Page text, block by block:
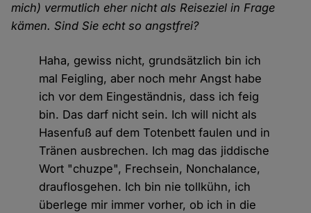
mich) vermutlich eher nicht als Reiseziel in Frage
kämen. Sind Sie echt so angstfrei?
Haha, gewiss nicht, grundsätzlich bin ich
mal Feigling, aber noch mehr Angst habe
ich vor dem Eingeständnis, dass ich feig
bin. Das darf nicht sein. Ich will nicht als
Hasenfuß auf dem Totenbett faulen und in
Tränen ausbrechen. Ich mag das jiddische
Wort "chuzpe", Frechsein, Nonchalance,
drauflosgehen. Ich bin nie tollkühn, ich
überlege mir immer vorher, ob ich in die